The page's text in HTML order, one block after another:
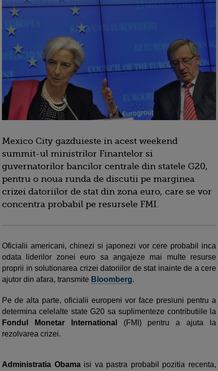
Mexico City gazduieste in acest weekend
summit-ul ministrilor Finantelor si
guvernatorilor bancilor centrale din statele G20,
pentru o noua runda de discutii pe marginea
crizei datoriilor de stat din zona euro, care se vor
concentra probabil pe resursele FMI.
Oficialii americani, chinezi si japonezi vor cere probabil inca
odata liderilor zonei euro sa angajeze mai multe resurse
proprii in solutionarea crizei datoriilor de stat inainte de a cere
ajutor din afara, transmite Bloomberg.
Pe de alta parte, oficialii europeni vor face presiuni pentru a
determina celelalte state G20 sa suplimenteze contributiile la
Fondul Monetar International
(FMI) pentru a ajuta la
rezolvarea crizei.
Administratia Obamaisi va pastra probabil pozitia recenta,